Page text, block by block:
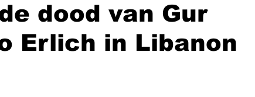
dood van Gur
Erlich in Libanon